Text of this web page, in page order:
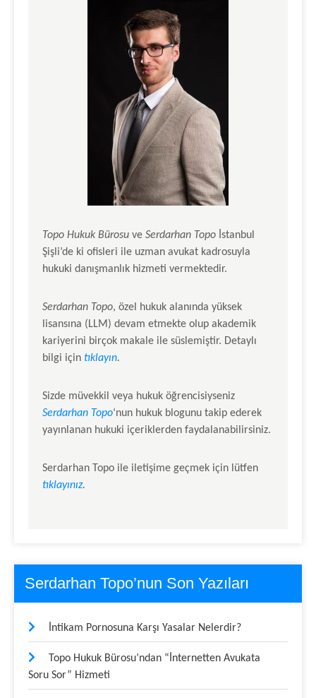
Topo Hukuk Bürosu ve Serdarhan Topo İstanbul
Şişli’de ki ofisleri ile uzman avukat kadrosuyla
hukuki danışmanlık hizmeti vermektedir.
Serdarhan Topo, özel hukuk alanında yüksek
lisansına (LLM) devam etmekte olup akademik
kariyerini birçok makale ile süslemiştir. Detaylı
bilgi için tıklayın.
Sizde müvekkil veya hukuk öğrencisiyseniz
Serdarhan Topo‘nun hukuk blogunu takip ederek
yayınlanan hukuki içeriklerden faydalanabilirsiniz.
Serdarhan Topo ile iletişime geçmek için lütfen
tıklayınız.
Serdarhan Topo’nun Son Yazıları
İntikam Pornosuna Karşı Yasalar Nelerdir?
Topo Hukuk Bürosu’ndan “İnternetten Avukata
Soru Sor” Hizmeti